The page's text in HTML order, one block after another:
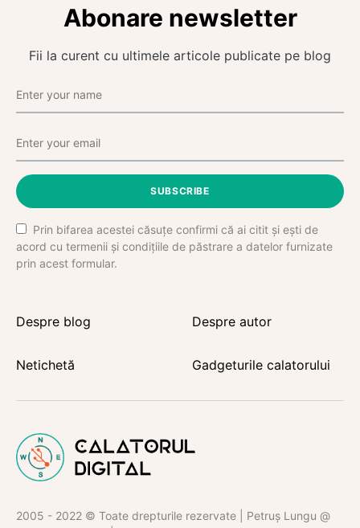
Abonare newsletter
Fii la curent cu ultimele articole publicate pe blog
SUBSCRIBE
Prin bifarea acestei căsuțe confirmi că ai citit și ești de
acord cu termenii și condițiile de păstrare a datelor furnizate
prin acest formular.
Despre blog Despre autor
Netichetă Gadgeturile calatorului
2005 - 2022 © Toate drepturile rezervate | Petruș Lungu @